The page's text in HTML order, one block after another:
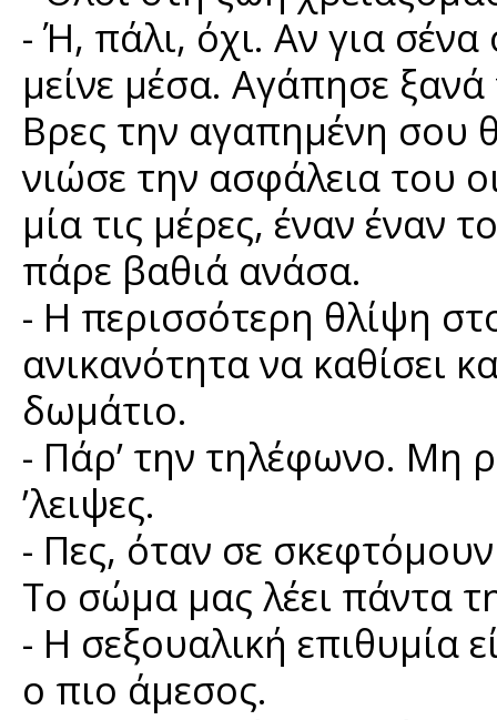
- Ή, πάλι, όχι. Αν για
μείνε μέσα. Αγάπησε
Βρες την αγαπημένη σου
νιώσε την ασφάλεια του
μία τις μέρες, έναν έναν
πάρε βαθιά ανάσα.
- Η περισσότερη θλίψη
ανικανότητα να καθίσει
δωμάτιο.
- Πάρ’ την τηλέφωνο. Μη
’λειψες.
- Πες, όταν σε
Το σώμα μας λέει πάντα
- Η σεξουαλική επιθυμία
ο πιο άμεσος.